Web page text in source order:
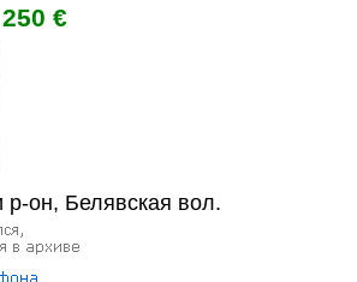
250 €
р-он, Белявская вол.